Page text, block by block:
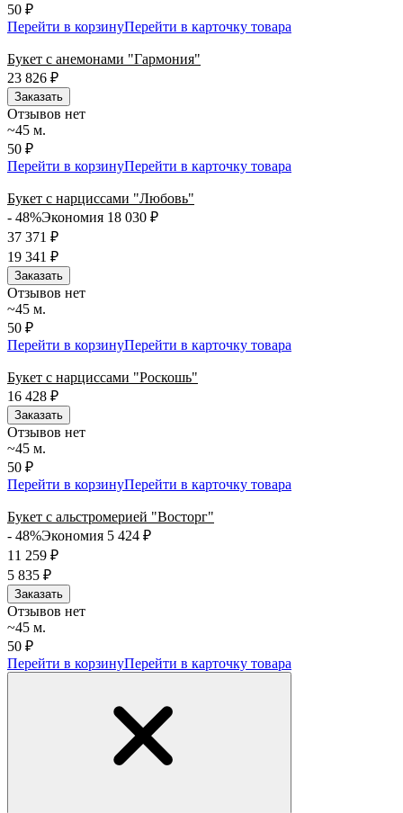
50 ₽
Перейти в корзинуПерейти в карточку товара
Букет с анемонами "Гармония"
23 826 ₽
Заказать
Отзывов нет
~45 м.
50 ₽
Перейти в корзинуПерейти в карточку товара
Букет с нарциссами "Любовь"
- 48%Экономия 18 030 ₽
37 371 ₽
19 341 ₽
Заказать
Отзывов нет
~45 м.
50 ₽
Перейти в корзинуПерейти в карточку товара
Букет с нарциссами "Роскошь"
16 428 ₽
Заказать
Отзывов нет
~45 м.
50 ₽
Перейти в корзинуПерейти в карточку товара
Букет с альстромерией "Восторг"
- 48%Экономия 5 424 ₽
11 259 ₽
5 835 ₽
Заказать
Отзывов нет
~45 м.
50 ₽
Перейти в корзинуПерейти в карточку товара